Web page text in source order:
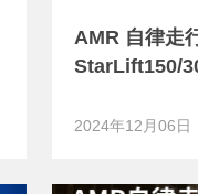
AMR 自律走
StarLift150/
2024年12月06日